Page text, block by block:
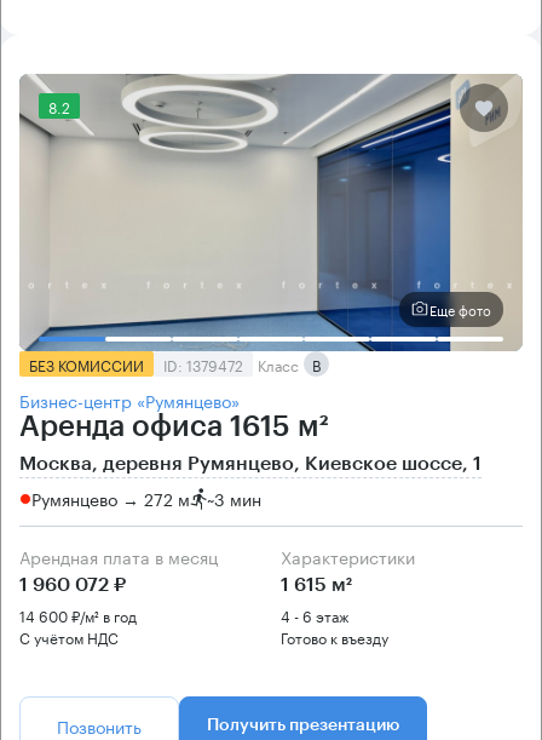
8.2
Еще фото
БЕЗ КОМИССИИ ID: 1379472 Класс B
Бизнес-центр «Румянцево»
Аренда офиса 1615 м²
Москва, деревня Румянцево, Киевское шоссе, 1
Румянцево → 272 м ~3 мин
Арендная плата в месяц
1 960 072 ₽
14 600 ₽/м² в год
С учётом НДС
Характеристики
1 615 м²
4 - 6 этаж
Готово к въезду
Позвонить Получить презентацию